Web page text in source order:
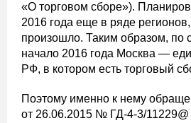
«О торговом сборе»).
2016 года еще в ряде регионов,
произошло. Таким образом, по
начало 2016 года Москва —
РФ, в котором есть торговый
Поэтому именно к нему
от 26.06.2015 № ГД-4-3/